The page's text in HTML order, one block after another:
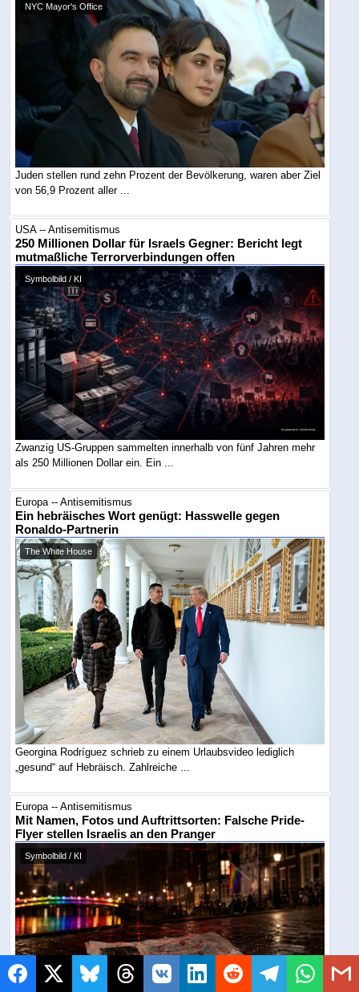
NYC Mayor's Office
Juden stellen rund zehn Prozent der Bevölkerung, waren aber Ziel
von 56,9 Prozent aller ...
USA -- Antisemitismus
250 Millionen Dollar für Israels Gegner: Bericht legt
mutmaßliche Terrorverbindungen offen
Symbolbild / KI
Zwanzig US-Gruppen sammelten innerhalb von fünf Jahren mehr
als 250 Millionen Dollar ein. Ein ...
Europa -- Antisemitismus
Ein hebräisches Wort genügt: Hasswelle gegen
Ronaldo-Partnerin
The White House
Georgina Rodríguez schrieb zu einem Urlaubsvideo lediglich
„gesund“ auf Hebräisch. Zahlreiche ...
Europa -- Antisemitismus
Mit Namen, Fotos und Auftrittsorten: Falsche Pride-
Flyer stellen Israelis an den Pranger
Symbolbild / KI